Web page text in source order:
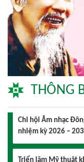
THÔNG
Triển lãm Mỹ thuật
lần thứ 30
Lễ hội sầu riêng Đắk